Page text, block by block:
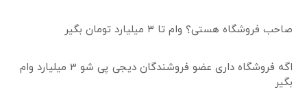
صاحب فروشگاه هستی؟ وام تا ۳ میلیارد تومان بگیر
اگه فروشگاه داری عضو فروشندگان دیجی پی شو 3 میلیارد وام
بگیر